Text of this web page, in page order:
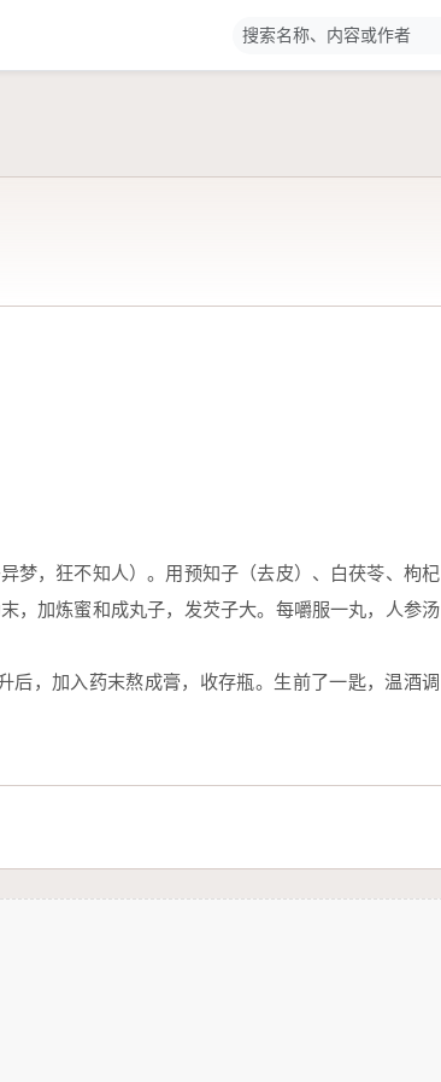
梦，狂不知人）。用预知子（去皮）、白茯苓、枸杞
，加炼蜜和成丸子，发芡子大。每嚼服一丸，人参汤
，加入药末熬成膏，收存瓶。生前了一匙，温酒调